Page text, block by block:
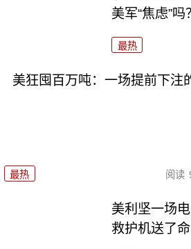
美军“焦虑”吗？
最热
美狂囤百万吨：一场提前下注
最热 阅读
美利坚一场
救护机送了命